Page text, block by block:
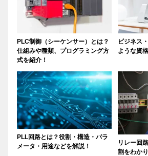
PLC制御（シーケンサー）とは？
仕組みや種類、プログラミング方
式を紹介！
ビジネス
ような資
PLL回路とは？役割・構造・パラ
メータ・用途などを解説！
リレー回
割をわか